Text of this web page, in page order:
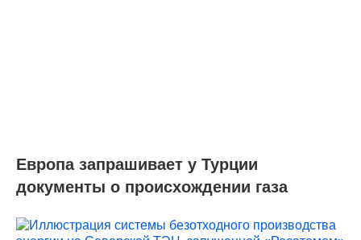
Европа запрашивает у Турции
документы о происхождении газа